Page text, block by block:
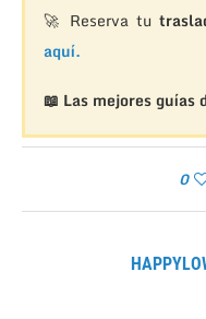
🚀 Reserva tu
aquí.
📖 Las mejores guías
0